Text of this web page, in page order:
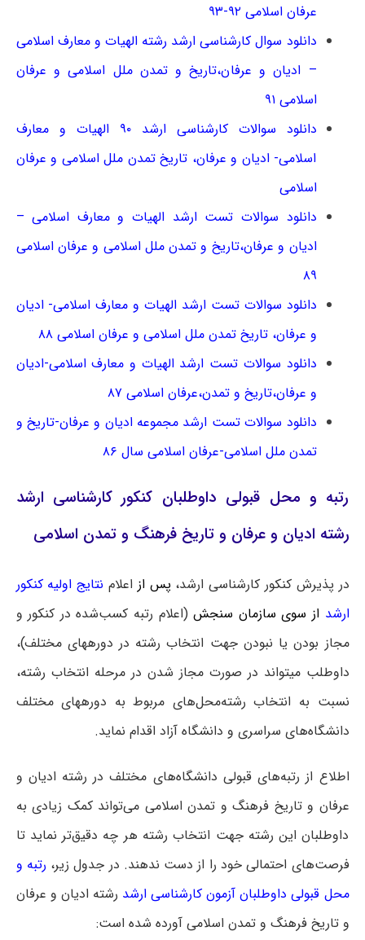
عرفان اسلامی ۹۲-۹۳
دانلود سوال کارشناسی ارشد رشته الهیات و معارف اسلامی
– ادیان و عرفان،تاریخ و تمدن ملل اسلامی و عرفان
اسلامی ۹۱
دانلود سوالات کارشناسی ارشد ۹۰ الهیات و معارف
اسلامی- ادیان و عرفان، تاریخ تمدن ملل اسلامی و عرفان
اسلامی
دانلود سوالات تست ارشد الهیات و معارف اسلامی –
ادیان و عرفان،تاریخ و تمدن ملل اسلامی و عرفان اسلامی
۸۹
دانلود سوالات تست ارشد الهیات و معارف اسلامی- ادیان
و عرفان، تاریخ تمدن ملل اسلامی و عرفان اسلامی ۸۸
دانلود سوالات تست ارشد الهیات و معارف اسلامی-ادیان
و عرفان،تاریخ و تمدن،عرفان اسلامی ۸۷
دانلود سوالات تست ارشد مجموعه ادیان و عرفان-تاریخ و
تمدن ملل اسلامی-عرفان اسلامی سال ۸۶
رتبه و محل قبولی داوطلبان کنکور کارشناسی ارشد
رشته ادیان و عرفان و تاریخ فرهنگ و تمدن اسلامی
در پذیرش کنکور کارشناسی ارشد، پس از اعلام نتایج اولیه کنکور
ارشد از سوی سازمان سنجش(اعلام رتبه کسب‌شده در کنکور و
مجاز بودن یا نبودن جهت انتخاب رشته در دوره‎های مختلف)،
داوطلب می‎تواند در صورت مجاز شدن در مرحله انتخاب رشته،
نسبت به انتخاب رشته‌محل‌های مربوط به دوره‎های مختلف
دانشگاه‌های سراسری و دانشگاه آزاد اقدام نماید.
اطلاع از رتبه‌های قبولی دانشگاه‌های مختلف در رشته ادیان و
عرفان و تاریخ فرهنگ و تمدن اسلامی می‌تواند کمک زیادی به
داوطلبان این رشته جهت انتخاب رشته هر چه دقیق‌تر نماید تا
فرصت‌های احتمالی خود را از دست ندهند. در جدول زیر، رتبه و
محل قبولی داوطلبان آزمون کارشناسی ارشد رشته ادیان و عرفان
و تاریخ فرهنگ و تمدن اسلامی آورده شده است: